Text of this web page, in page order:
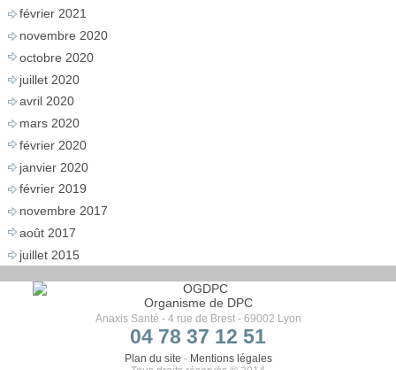
février 2021
novembre 2020
octobre 2020
juillet 2020
avril 2020
mars 2020
février 2020
janvier 2020
février 2019
novembre 2017
août 2017
juillet 2015
Organisme de DPC
Anaxis Santé - 4 rue de Brest - 69002 Lyon
04 78 37 12 51
Plan du site - Mentions légales